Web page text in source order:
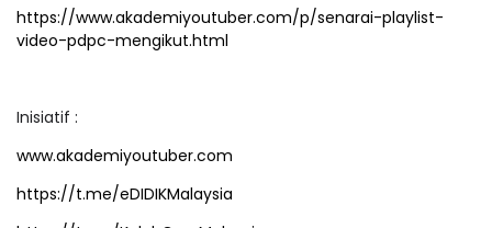
https://www.akademiyoutuber.com/p/senarai-playlist-
video-pdpc-mengikut.html
Inisiatif :
www.akademiyoutuber.com
https://t.me/eDIDIKMalaysia